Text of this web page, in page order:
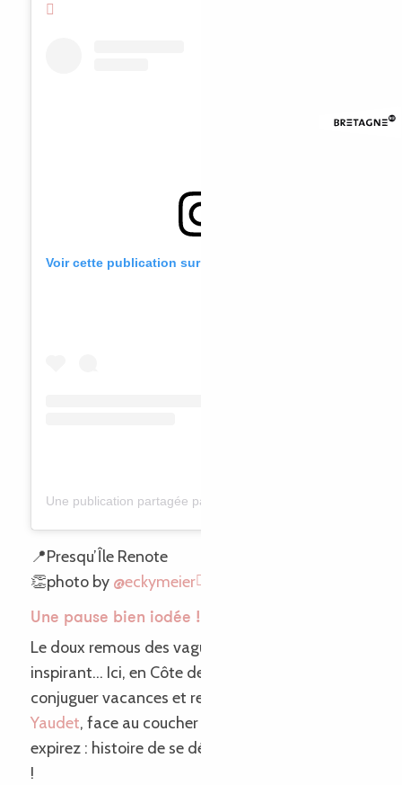
Une pause bien iodée !
Le doux remous des vagues, un panorama
inspirant… Ici, en Côte de Granit Rose, on sait
conjuguer vacances et ressourcement. Ici au
Yaudet, face au coucher de soleil, inspirez et
expirez : histoire de se détendre avant la rentrée
!
Voir cette publication sur Instagram
📍Presqu’Île Renote
👏photo by @eckymeier